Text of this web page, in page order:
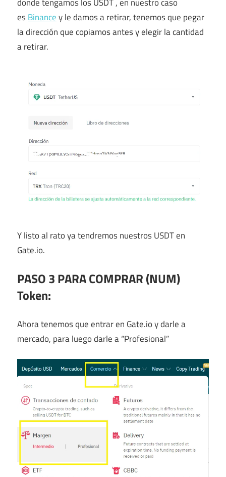
donde tengamos los USDT , en nuestro caso
esBinancey le damos a retirar, tenemos que pegar
la dirección que copiamos antes y elegir la cantidad
a retirar.
Y listo al rato ya tendremos nuestros USDT en
Gate.io.
PASO 3 PARA COMPRAR(NUM)
Token:
Ahora tenemos que entrar en Gate.io y darle a
mercado, para luego darle a “Profesional”